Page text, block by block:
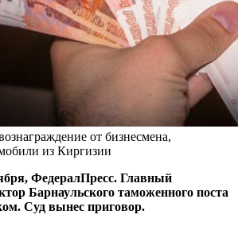
от бизнесмена,
из Киргизии
ФедералПресс. Главный
Барнаульского таможенного поста
Суд вынес приговор.